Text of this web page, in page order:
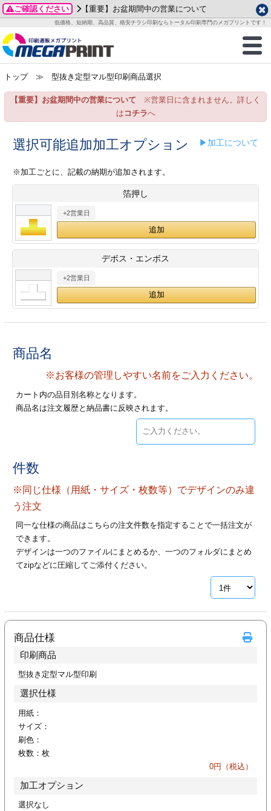
ご確認ください 【重要】お盆期間中の営業について
低価格、短納期、高品質、格安チラシ印刷ならトータル印刷専門のメガプリントです！
商品一覧
グッズ
ステッカー
ックカード印刷
業ツール印刷
＆盛り上げ印刷
ご利用ガイド
お客様へ
いて
方法
/送料について
刷
カード印刷
ックカード名刺
ムカード
型マル型印刷
ード印刷
印刷
ファイル印刷
ァイル印刷
印刷
印刷
リーブ印刷
加工
データ作成ガイド
成前に
ガイド
加工指示ガイド
テンプレート
ード印刷
名刺印刷
ックカード
ード印刷
印刷
形マル型
印刷
名刺印刷
ムカード印刷
刷
カード印刷
フォルダー
ァイル印刷
リーブ
一覧
わせ
り
プル請求
2026年 8月
月
火 水 木 金
土
1
3
4 5 6 7
8
15
24
25 26 27
29
土
1
2 3
8 9 10 11
12
14
15 16 17 18
19
25
26
28
29 30
トップ≫ 型抜き定型マル型印刷商品選択
【重要】お盆期間中の営業について ※営業日に含まれません。詳しく
は コチラへ
選択可能追加加工オプション ▶加工について
※加工ごとに、記載の納期が追加されます。
箔押し
+2営業日
デボス・エンボス
+2営業日
商品名
※お客様の管理しやすい名前をご入力ください。
カート内の品目別名称となります。
商品名は注文履歴と納品書に反映されます。
件数
※同じ仕様（用紙・サイズ・枚数等）でデザインのみ違
う注文
同一な仕様の商品はこちらの注文件数を指定することで一括注文が
できます。
デザインは一つのファイルにまとめるか、一つのフォルダにまとめ
てzipなどに圧縮してご添付ください。
商品仕様
印刷商品
型抜き定型マル型印刷
選択仕様
用紙：
サイズ：
刷色：
枚数： 枚
0円（税込）
加工オプション
選択なし